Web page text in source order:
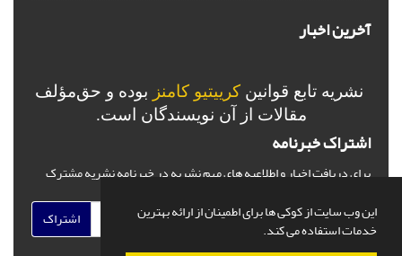
این وب سایت از کوکی ها برای اطمینان از ارائه بهترین
خدمات استفاده می کند.
آخرین اخبار
نشریه تابع قوانین کرییتیو کامنز بوده و حق‌مؤلف
مقالات از آن نویسندگان است.
اشتراک خبرنامه
برای دریافت اخبار و اطلاعیه های مهم نشریه در خبرنامه نشریه مشترک
اشتراک